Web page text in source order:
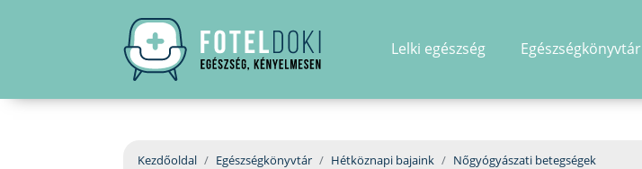
Lelki egészség Egészségkönyvtár
Kezdőoldal Egészségkönyvtár Hétköznapi bajaink
Nőgyógyászati betegségek